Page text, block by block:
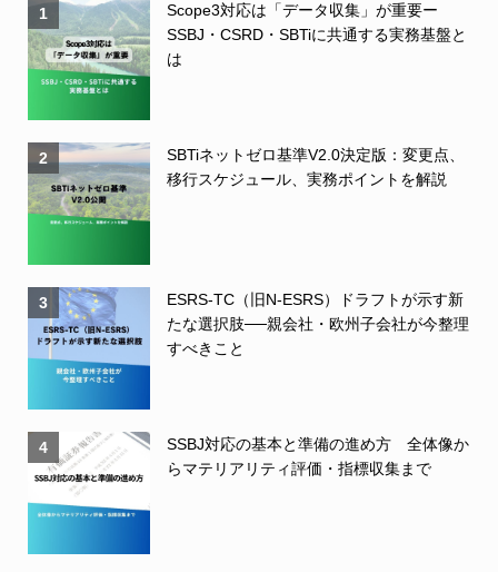
1
Scope3対応は「データ収集」が重要ー
SSBJ・CSRD・SBTiに共通する実務基盤と
は
2
SBTiネットゼロ基準V2.0決定版：変更点、
移行スケジュール、実務ポイントを解説
3
ESRS-TC（旧N-ESRS）ドラフトが示す新
たな選択肢──親会社・欧州子会社が今整理
すべきこと
4
SSBJ対応の基本と準備の進め方 全体像か
らマテリアリティ評価・指標収集まで